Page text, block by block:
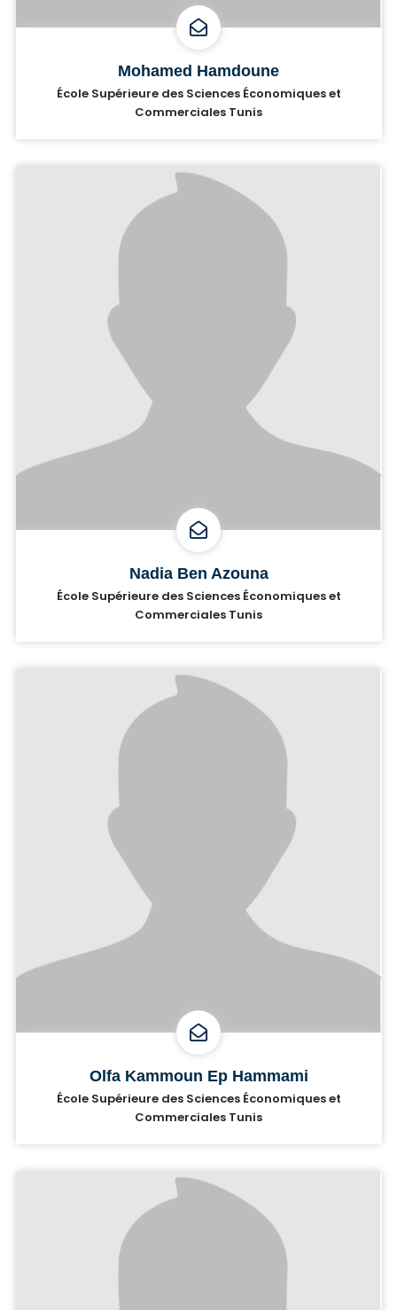
Mohamed Hamdoune
École Supérieure des Sciences Économiques et
Commerciales Tunis
Nadia Ben Azouna
École Supérieure des Sciences Économiques et
Commerciales Tunis
Olfa Kammoun Ep Hammami
École Supérieure des Sciences Économiques et
Commerciales Tunis